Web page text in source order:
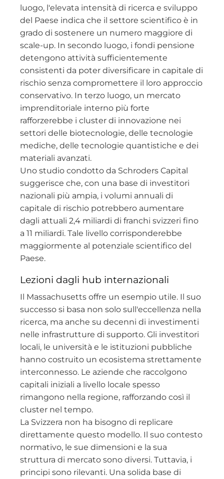
luogo, l'elevata intensità di ricerca e sviluppo
del Paese indica che il settore scientifico è in
grado di sostenere un numero maggiore di
scale-up. In secondo luogo, i fondi pensione
detengono attività sufficientemente
consistenti da poter diversificare in capitale di
rischio senza compromettere il loro approccio
conservativo. In terzo luogo, un mercato
imprenditoriale interno più forte
rafforzerebbe i cluster di innovazione nei
settori delle biotecnologie, delle tecnologie
mediche, delle tecnologie quantistiche e dei
materiali avanzati.
Uno studio condotto da Schroders Capital
suggerisce che, con una base di investitori
nazionali più ampia, i volumi annuali di
capitale di rischio potrebbero aumentare
dagli attuali 2,4 miliardi di franchi svizzeri fino
a 11 miliardi. Tale livello corrisponderebbe
maggiormente al potenziale scientifico del
Paese.
Lezioni dagli hub internazionali
Il Massachusetts offre un esempio utile. Il suo
successo si basa non solo sull'eccellenza nella
ricerca, ma anche su decenni di investimenti
nelle infrastrutture di supporto. Gli investitori
locali, le università e le istituzioni pubbliche
hanno costruito un ecosistema strettamente
interconnesso. Le aziende che raccolgono
capitali iniziali a livello locale spesso
rimangono nella regione, rafforzando così il
cluster nel tempo.
La Svizzera non ha bisogno di replicare
direttamente questo modello. Il suo contesto
normativo, le sue dimensioni e la sua
struttura di mercato sono diversi. Tuttavia, i
principi sono rilevanti. Una solida base di